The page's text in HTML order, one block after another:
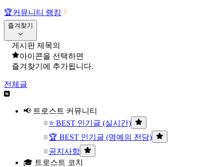
🏆커뮤니티 랭킹
즐겨찾기
게시판 제목의
아이콘을 선택하면
즐겨찾기에 추가됩니다.
전체글
📢 트로스트 커뮤니티
⭐ BEST 인기글 (실시간)
🏆 BEST 인기글 (명예의 전당)
공지사항
🎓 트로스트 코치